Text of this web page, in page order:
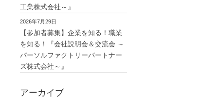
工業株式会社～』
2026年7月29日
【参加者募集】企業を知る！職業
を知る！『会社説明会＆交流会 ～
パーソルファクトリーパートナー
ズ株式会社～』
アーカイブ